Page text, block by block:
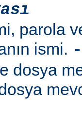
parola
ismi.
dosya